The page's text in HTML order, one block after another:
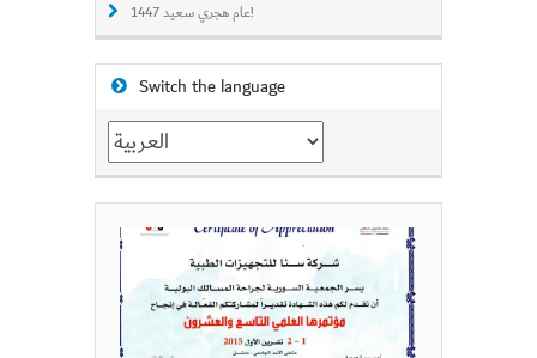
عام هجري سعيد 1447!
Switch the language
Switch
the
language